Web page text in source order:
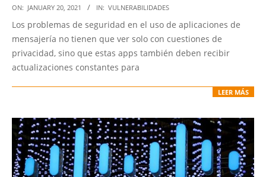
2021-
01-
20
ON: JANUARY 20, 2021 IN: VULNERABILIDADES
Los problemas de seguridad en el uso de aplicaciones de
mensajería no tienen que ver solo con cuestiones de
privacidad, sino que estas apps también deben recibir
actualizaciones constantes para
LEER MÁS